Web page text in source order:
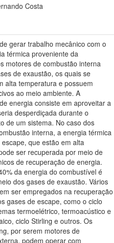
Costa
gerar trabalho mecânico com o
térmica proveniente da
motores de combustão interna
de exaustão, os quais se
alta temperatura e possuem
ao meio ambiente. A
energia consiste em aproveitar a
desperdiçada durante o
de um sistema. No caso dos
interna, a energia térmica
que estão em alta
ser recuperada por meio de
de recuperação de energia.
da energia do combustível é
dos gases de exaustão. Vários
ser empregados na recuperação
gases de escape, como o ciclo
termoelétrico, termoacústico e
ciclo Stirling e outros. Os
por serem motores de
podem operar com